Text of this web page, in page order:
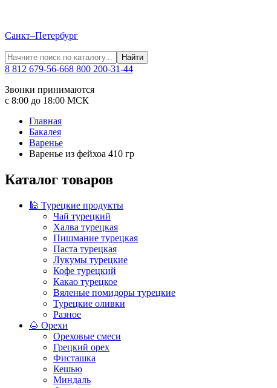
Санкт–Петербург
Найти
8 812 679-56-668 800 200-31-44
Звонки принимаются
с 8:00 до 18:00 МСК
Главная
Бакалея
Варенье
Варенье из фейхоа 410 гр
Каталог товаров
🕌 Турецкие продукты
Чай турецкий
Халва турецкая
Пишмание турецкая
Паста турецкая
Лукумы турецкие
Кофе турецкий
Какао турецкое
Вяленые помидоры турецкие
Турецкие оливки
Разное
🌰 Орехи
Ореховые смеси
Грецкий орех
Фисташка
Кешью
Миндаль